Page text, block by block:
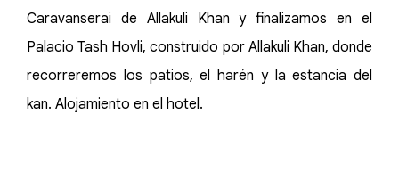
Caravanserai de Allakuli Khan y finalizamos en el
Palacio Tash Hovli, construido por Allakuli Khan, donde
recorreremos los patios, el harén y la estancia del
kan. Alojamiento en el hotel.